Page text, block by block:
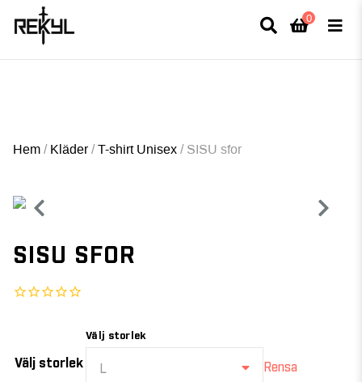
FULLT TRYCK I LEDNINGAR- MEDFÖR LÄNGRE LEVERANSTID - FRI FRAKT
0
Hem/ Kläder/T-shirt Unisex/SISU sfor
SISU SFOR
Välj storlek
Välj storlek
L Rensa